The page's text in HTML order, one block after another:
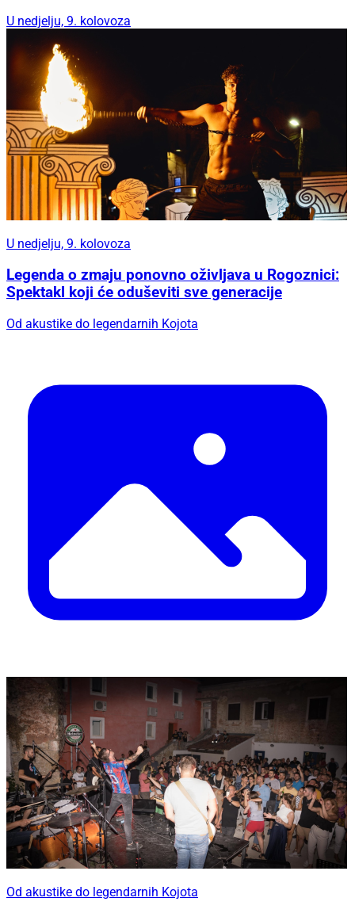
U nedjelju, 9. kolovoza
U nedjelju, 9. kolovoza
Legenda o zmaju ponovno oživljava u Rogoznici:
Spektakl koji će oduševiti sve generacije
Od akustike do legendarnih Kojota
Od akustike do legendarnih Kojota